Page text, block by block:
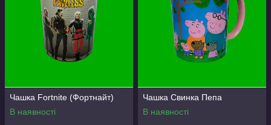
Чашка Fortnite (Фортнайт)
В наявності
Чашка Свинка Пепа
В наявності